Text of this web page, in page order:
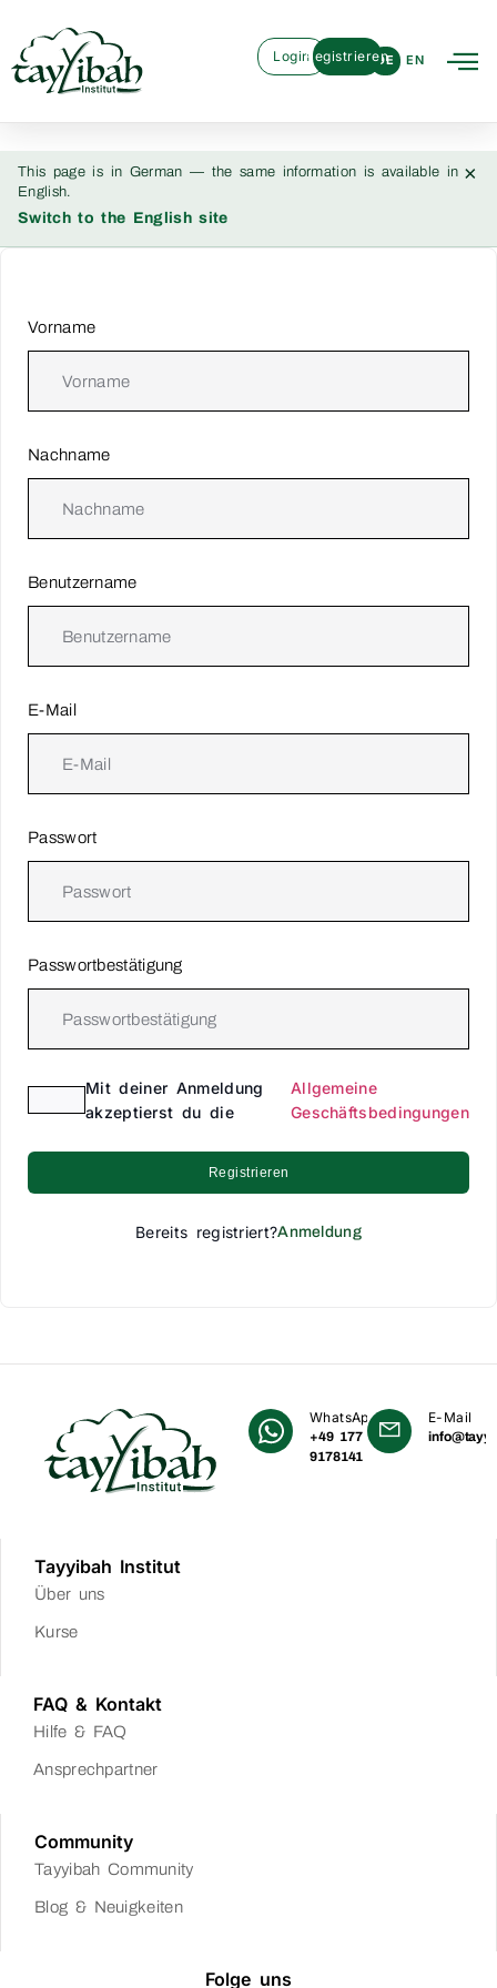
DE EN
LoginRegistrieren
This page is in German — the same information is available in
English.
Switch to the English site
×
Vorname
Nachname
Benutzername
E-Mail
Passwort
Passwortbestätigung
Mit deiner Anmeldung
akzeptierst du die
Allgemeine
Geschäftsbedingungen
Registrieren
Bereits registriert?Anmeldung
WhatsApp
+49 177
9178141
E-Mail
Tayyibah Institut
Über uns
Kurse
FAQ & Kontakt
Hilfe & FAQ
Ansprechpartner
Community
Tayyibah Community
Blog & Neuigkeiten
Folge uns